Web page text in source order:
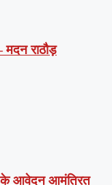
राठौड़
के आवेदन आमंत्रित